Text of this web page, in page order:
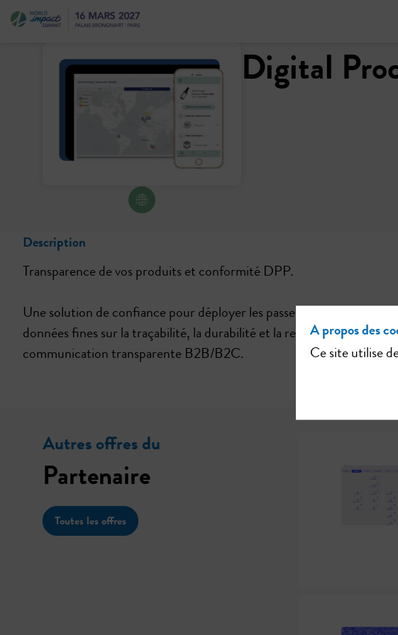
Digital
Description
Transparence de vos produits et conformité DPP.
Une solution de confiance pour déployer les passeports
données fines sur la traçabilité, la durabilité et la recyclabilité.
communication transparente B2B/B2C.
Autres offres du
Partenaire
Toutes les offres
A propos des
Ce site utilise